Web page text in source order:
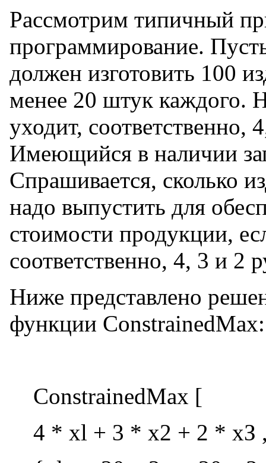
Рассмотрим типичный
программирование.
должен изготовить 100
менее 20 штук каждого.
уходит, соответственно,
Имеющийся в наличии
Спрашивается, сколько
надо выпустить для
стоимости продукции,
соответственно, 4, 3 и 2
Ниже представлено
функции ConstrainedMax:
ConstrainedMax [
4 * xl + 3 * x2 + 2 * хЗ